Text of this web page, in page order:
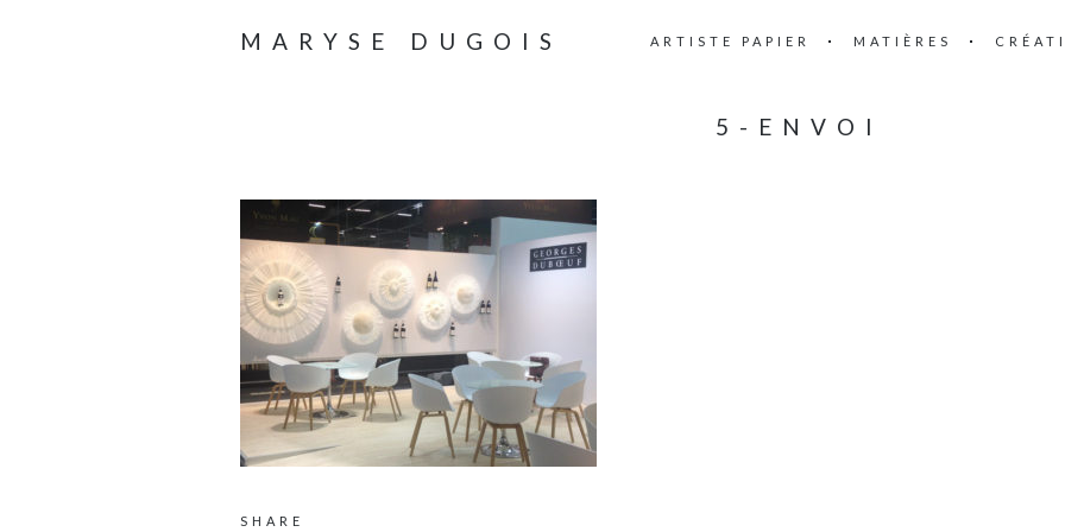
MARYSE DUGOIS ARTISTE PAPIER MATIÈRES
5-ENVOI
SHARE